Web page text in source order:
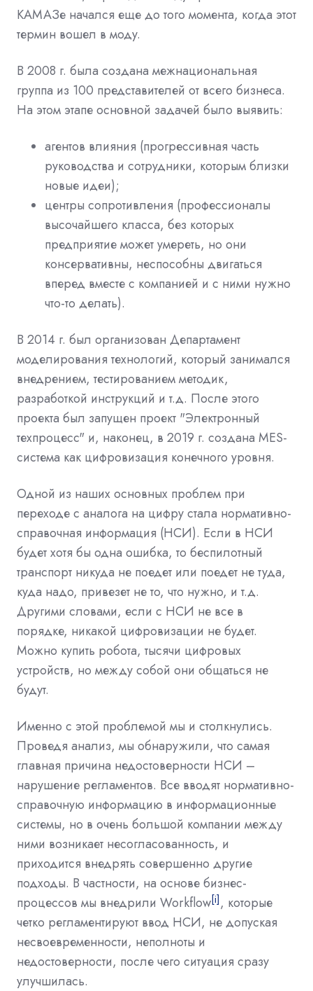
КАМАЗе начался еще до того момента, когда этот
термин вошел в моду.
В 2008 г. была создана межнациональная
группа из 100 представителей от всего бизнеса.
На этом этапе основной задачей было выявить:
агентов влияния (прогрессивная часть
руководства и сотрудники, которым близки
новые идеи);
центры сопротивления (профессионалы
высочайшего класса, без которых
предприятие может умереть, но они
консервативны, неспособны двигаться
вперед вместе с компанией и с ними нужно
что-то делать).
В 2014 г. был организован Департамент
моделирования технологий, который занимался
внедрением, тестированием методик,
разработкой инструкций и т.д. После этого
проекта был запущен проект "Электронный
техпроцесс" и, наконец, в 2019 г. создана MES-
система как цифровизация конечного уровня.
Одной из наших основных проблем при
переходе с аналога на цифру стала нормативно-
справочная информация (НСИ). Если в НСИ
будет хотя бы одна ошибка, то беспилотный
транспорт никуда не поедет или поедет не туда,
куда надо, привезет не то, что нужно, и т.д.
Другими словами, если с НСИ не все в
порядке, никакой цифровизации не будет.
Можно купить робота, тысячи цифровых
устройств, но между собой они общаться не
будут.
Именно с этой проблемой мы и столкнулись.
Проведя анализ, мы обнаружили, что самая
главная причина недостоверности НСИ –
нарушение регламентов. Все вводят нормативно-
справочную информацию в информационные
системы, но в очень большой компании между
ними возникает несогласованность, и
приходится внедрять совершенно другие
подходы. В частности, на основе бизнес-
процессов мы внедрили Workflow[i], которые
четко регламентируют ввод НСИ, не допуская
несвоевременности, неполноты и
недостоверности, после чего ситуация сразу
улучшилась.